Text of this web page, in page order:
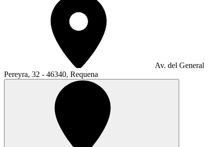
Av. del General
Pereyra, 32 - 46340, Requena